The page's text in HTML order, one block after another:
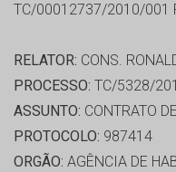
TC/00012737/2010/001
RELATOR: CONS.
PROCESSO: TC/5328/
ASSUNTO: CONTRATO
PROTOCOLO: 987414
ORGÃO: AGÊNCIA DE